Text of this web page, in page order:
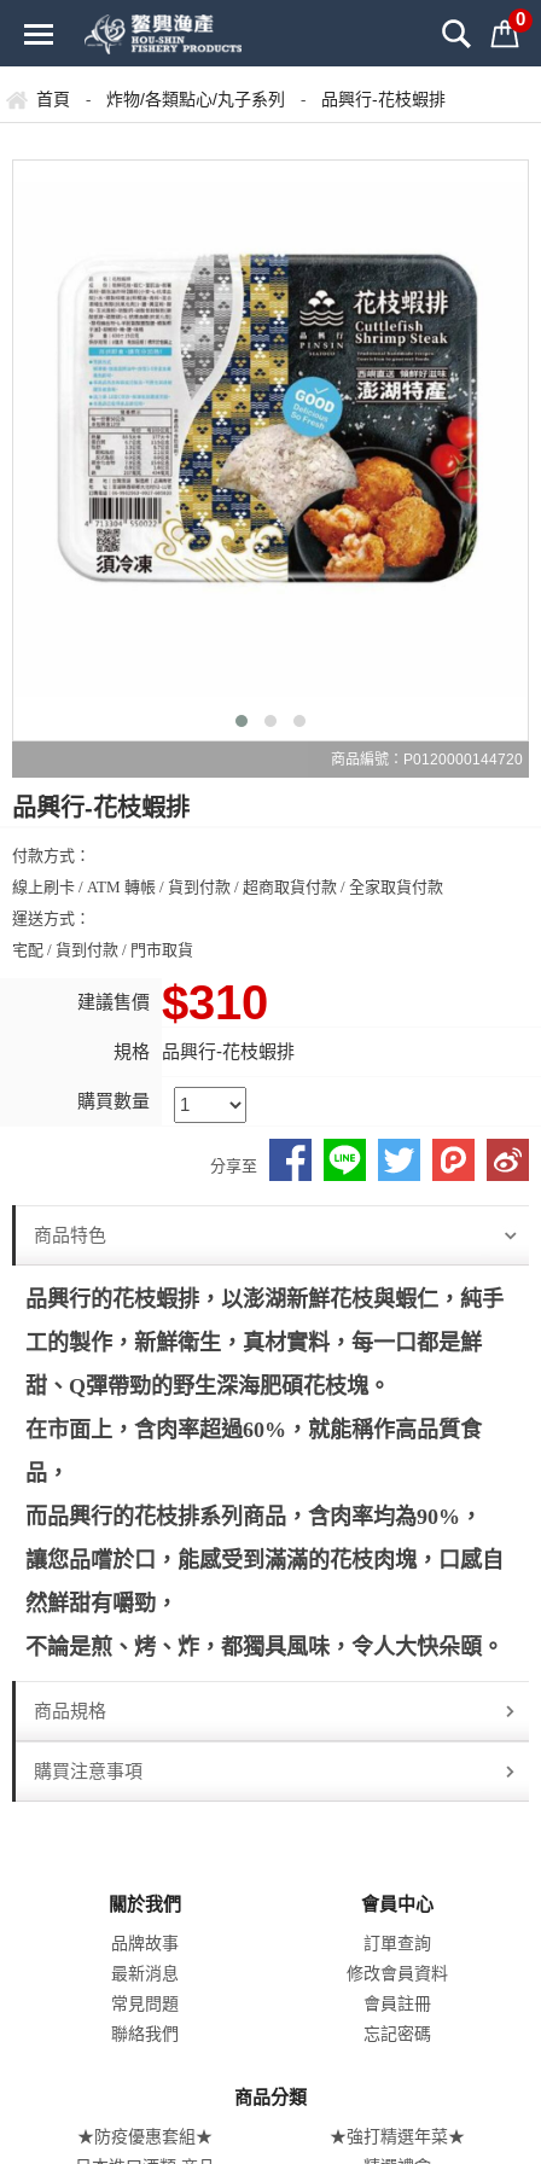
0
首頁 - 炸物/各類點心/丸子系列 - 品興行-花枝蝦排
商品編號：P0120000144720
品興行-花枝蝦排
付款方式：
線上刷卡 / ATM 轉帳 / 貨到付款 / 超商取貨付款 / 全家取貨付款
運送方式：
宅配 / 貨到付款 / 門市取貨
建議售價 $310
規格 品興行-花枝蝦排
購買數量
分享至
商品特色
品興行的花枝蝦排，以澎湖新鮮花枝與蝦仁，純手
工的製作，新鮮衛生，真材實料，每一口都是鮮
甜、Q彈帶勁的野生深海肥碩花枝塊。
在市面上，含肉率超過60%，就能稱作高品質食
品，
而品興行的花枝排系列商品，含肉率均為90%，
讓您品嚐於口，能感受到滿滿的花枝肉塊，口感自
然鮮甜有嚼勁，
不論是煎、烤、炸，都獨具風味，令人大快朵頤。
商品規格
購買注意事項
關於我們
品牌故事
最新消息
常見問題
聯絡我們
會員中心
訂單查詢
修改會員資料
會員註冊
忘記密碼
商品分類
★防疫優惠套組★
★強打精選年菜★